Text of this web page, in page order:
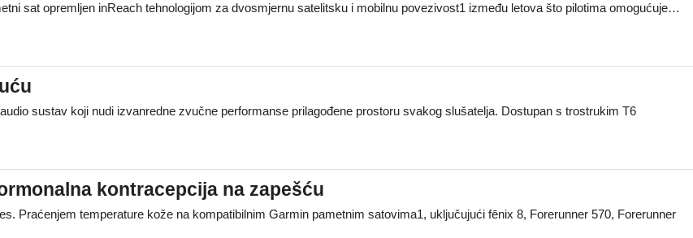
sat opremljen inReach tehnologijom za dvosmjernu satelitsku i mobilnu povezivost1 između letova što pilotima omogućuje…
sustav koji nudi izvanredne zvučne performanse prilagođene prostoru svakog slušatelja. Dostupan s trostrukim T6
kontracepcija na zapešću
Praćenjem temperature kože na kompatibilnim Garmin pametnim satovima1, uključujući fēnix 8, Forerunner 570, Forerunner